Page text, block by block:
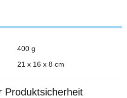
400 g
21 x 16 x 8 cm
Produktsicherheit